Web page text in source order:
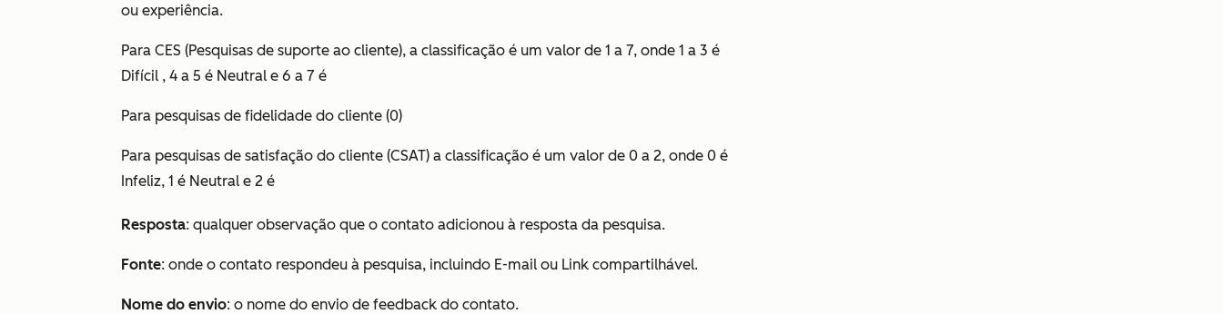
ou experiência.
Para CES (Pesquisas de suporte ao cliente), a classificação é um valor de 1 a 7, onde 1 a 3 é
Difícil , 4 a 5 é Neutral e 6 a 7 é
Para pesquisas de fidelidade do cliente (0)
Para pesquisas de satisfação do cliente (CSAT) a classificação é um valor de 0 a 2, onde 0 é
Infeliz, 1 é Neutral e 2 é
Resposta: qualquer observação que o contato adicionou à resposta da pesquisa.
Fonte: onde o contato respondeu à pesquisa, incluindo E-mail ou Link compartilhável.
Nome do envio: o nome do envio de feedback do contato.